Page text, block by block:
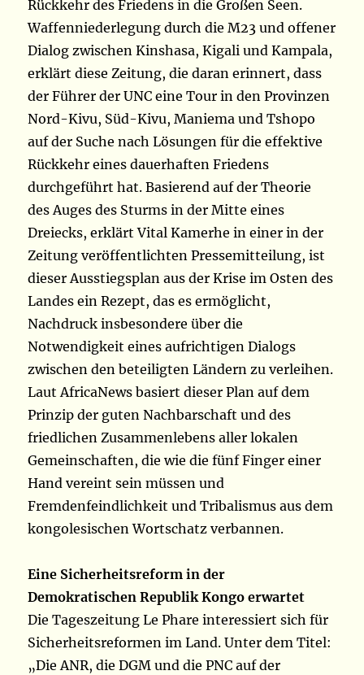
Rückkehr des Friedens in die Großen Seen.
Waffenniederlegung durch die M23 und offener
Dialog zwischen Kinshasa, Kigali und Kampala,
erklärt diese Zeitung, die daran erinnert, dass
der Führer der UNC eine Tour in den Provinzen
Nord-Kivu, Süd-Kivu, Maniema und Tshopo
auf der Suche nach Lösungen für die effektive
Rückkehr eines dauerhaften Friedens
durchgeführt hat. Basierend auf der Theorie
des Auges des Sturms in der Mitte eines
Dreiecks, erklärt Vital Kamerhe in einer in der
Zeitung veröffentlichten Pressemitteilung, ist
dieser Ausstiegsplan aus der Krise im Osten des
Landes ein Rezept, das es ermöglicht,
Nachdruck insbesondere über die
Notwendigkeit eines aufrichtigen Dialogs
zwischen den beteiligten Ländern zu verleihen.
Laut AfricaNews basiert dieser Plan auf dem
Prinzip der guten Nachbarschaft und des
friedlichen Zusammenlebens aller lokalen
Gemeinschaften, die wie die fünf Finger einer
Hand vereint sein müssen und
Fremdenfeindlichkeit und Tribalismus aus dem
kongolesischen Wortschatz verbannen.
Eine Sicherheitsreform in der
Demokratischen Republik Kongo erwartet
Die Tageszeitung Le Phare interessiert sich für
Sicherheitsreformen im Land. Unter dem Titel:
„Die ANR, die DGM und die PNC auf der